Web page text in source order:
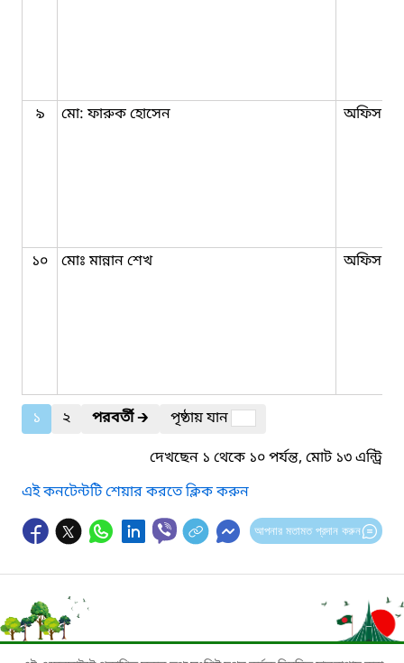
৯ মো: ফারুক হোসেন অফিস
১০ মোঃ মান্নান শেখ অফিস
১ ২ পরবর্তী🡲
পৃষ্ঠায় যান
দেখছেন ১ থেকে ১০ পর্যন্ত, মোট ১৩ এন্ট্রি
এই কনটেন্টটি শেয়ার করতে ক্লিক করুন
আপনার মতামত প্রদান করুন